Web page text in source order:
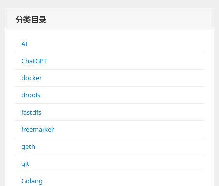
分类目录
AI
ChatGPT
docker
drools
fastdfs
freemarker
geth
git
Golang